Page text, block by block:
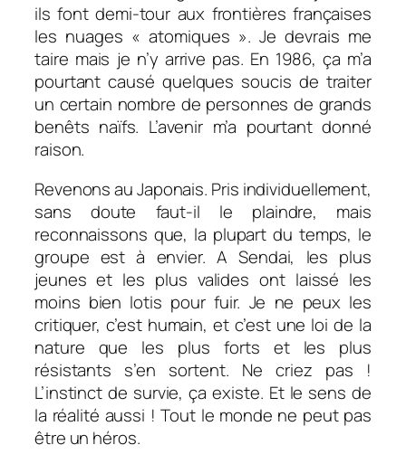
ils font demi-tour aux frontières françaises
les nuages « atomiques ». Je devrais me
taire mais je n’y arrive pas. En 1986, ça m’a
pourtant causé quelques soucis de traiter
un certain nombre de personnes de grands
benêts naïfs. L’avenir m’a pourtant donné
raison.
Revenons au Japonais. Pris individuellement,
sans doute faut-il le plaindre, mais
reconnaissons que, la plupart du temps, le
groupe est à envier. A Sendai, les plus
jeunes et les plus valides ont laissé les
moins bien lotis pour fuir. Je ne peux les
critiquer, c’est humain, et c’est une loi de la
nature que les plus forts et les plus
résistants s’en sortent. Ne criez pas !
L’instinct de survie, ça existe. Et le sens de
la réalité aussi ! Tout le monde ne peut pas
être un héros.